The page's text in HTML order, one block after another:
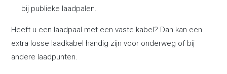
bij publieke laadpalen.
Heeft u een laadpaal met een vaste kabel? Dan kan een
extra losse laadkabel handig zijn voor onderweg of bij
andere laadpunten.